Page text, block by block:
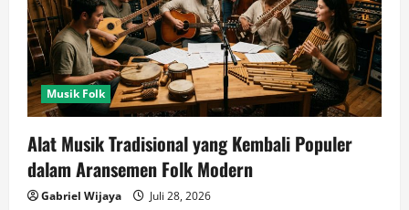
Musik Folk
Alat Musik Tradisional yang Kembali Populer
dalam Aransemen Folk Modern
Gabriel Wijaya Juli 28, 2026